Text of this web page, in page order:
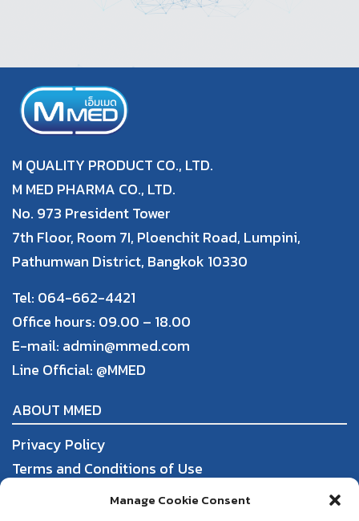
Manage Cookie Consent
M QUALITY PRODUCT CO., LTD.
M MED PHARMA CO., LTD.
No. 973 President Tower
7th Floor, Room 7I, Ploenchit Road, Lumpini,
Pathumwan District, Bangkok 10330
Tel: 064-662-4421
Office hours: 09.00 – 18.00
E-mail: admin@mmed.com
Line Official: @MMED
ABOUT MMED
Privacy Policy
Terms and Conditions of Use
Order, Payment, and Shipping